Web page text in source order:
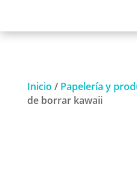
Inicio / Papelería y
de borrar kawaii